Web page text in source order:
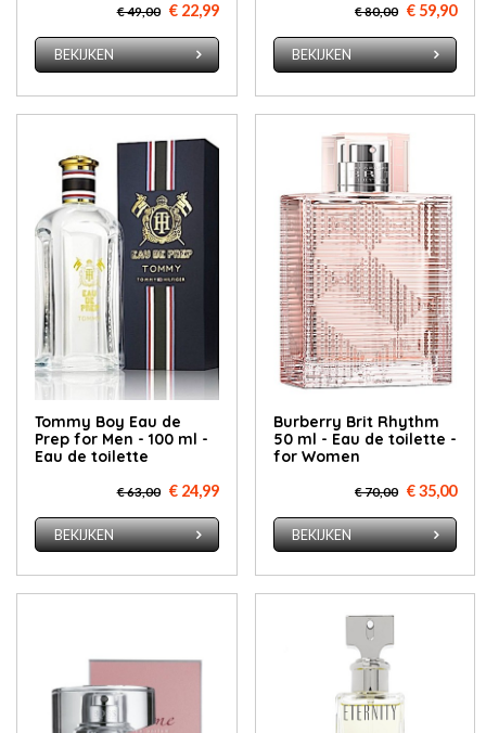
€ 49,00 € 22,99
BEKIJKEN
€ 80,00 € 59,90
BEKIJKEN
Tommy Boy Eau de
Prep for Men - 100 ml -
Eau de toilette
€ 63,00 € 24,99
BEKIJKEN
Burberry Brit Rhythm
50 ml - Eau de toilette -
for Women
€ 70,00 € 35,00
BEKIJKEN